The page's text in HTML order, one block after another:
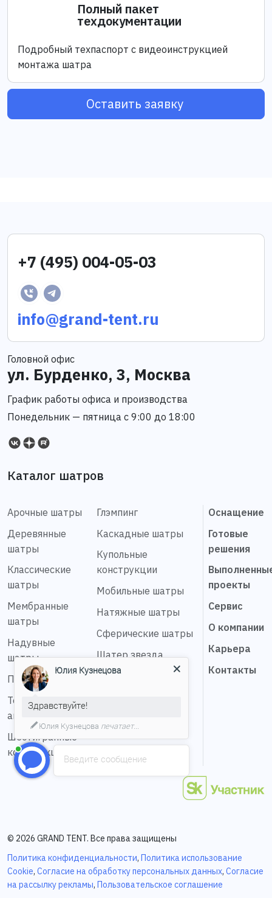
Полный пакет
техдокументации
Подробный техпаспорт с видеоинструкцией
монтажа шатра
Оставить заявку
+7 (495) 004-05-03
info@grand-tent.ru
Головной офис
ул. Бурденко, 3, Москва
График работы офиса и производства
Понедельник — пятница с 9:00 до 18:00
Каталог шатров
Арочные шатры
Деревянные
шатры
Классические
шатры
Мембранные
шатры
Надувные
шатры
Пагода шатры
Тентовые
ангары
Шестигранные
конструкции
Глэмпинг
Каскадные шатры
Купольные
конструкции
Мобильные шатры
Натяжные шатры
Сферические шатры
Шатер звезда
Оснащение
Готовые
решения
проекты
Сервис
О компании
Карьера
Контакты
© 2026 GRAND TENT. Все права защищены
Политика конфиденциальности, Политика использование
Cookie, Согласие на обработку персональных данных, Согласие
на рассылку рекламы, Пользовательское соглашение
Введите сообщение
Юлия Кузнецова
Здравствуйте!
Юлия Кузнецова печатает...